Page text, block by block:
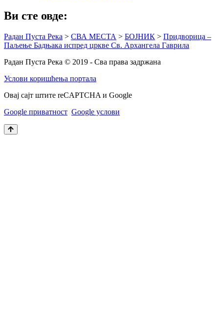
Ви сте овде:
Радан Пуста Река > СВА МЕСТА > БОЈНИК > Придворица –
Паљење Бадњака испред цркве Св. Архангела Гаврила
Радан Пуста Река © 2019 - Сва права задржана
Услови коришћења портала
Овај сајт штите reCAPTCHA и Google
Google приватност Google услови